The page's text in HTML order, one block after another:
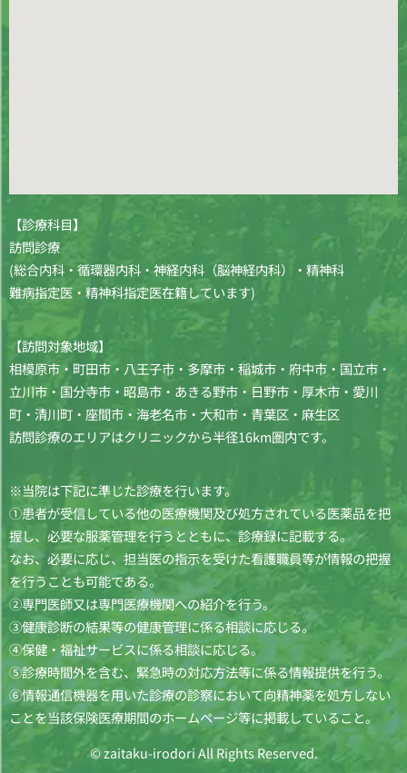
【診療科目】
訪問診療
(総合内科・循環器内科・神経内科（脳神経内科）・精神科
難病指定医・精神科指定医在籍しています)
【訪問対象地域】
相模原市・町田市・八王子市・多摩市・稲城市・府中市・国立市・
立川市・国分寺市・昭島市・あきる野市・日野市・厚木市・愛川
町・清川町・座間市・海老名市・大和市・青葉区・麻生区
訪問診療のエリアはクリニックから半径16km圏内です。
※当院は下記に準じた診療を行います。
①患者が受信している他の医療機関及び処方されている医薬品を把
握し、必要な服薬管理を行うとともに、診療録に記載する。
なお、必要に応じ、担当医の指示を受けた看護職員等が情報の把握
を行うことも可能である。
②専門医師又は専門医療機関への紹介を行う。
③健康診断の結果等の健康管理に係る相談に応じる。
④保健・福祉サービスに係る相談に応じる。
⑤診療時間外を含む、緊急時の対応方法等に係る情報提供を行う。
⑥情報通信機器を用いた診療の診察において向精神薬を処方しない
ことを当該保険医療期間のホームページ等に掲載していること。
© zaitaku-irodori All Rights Reserved.